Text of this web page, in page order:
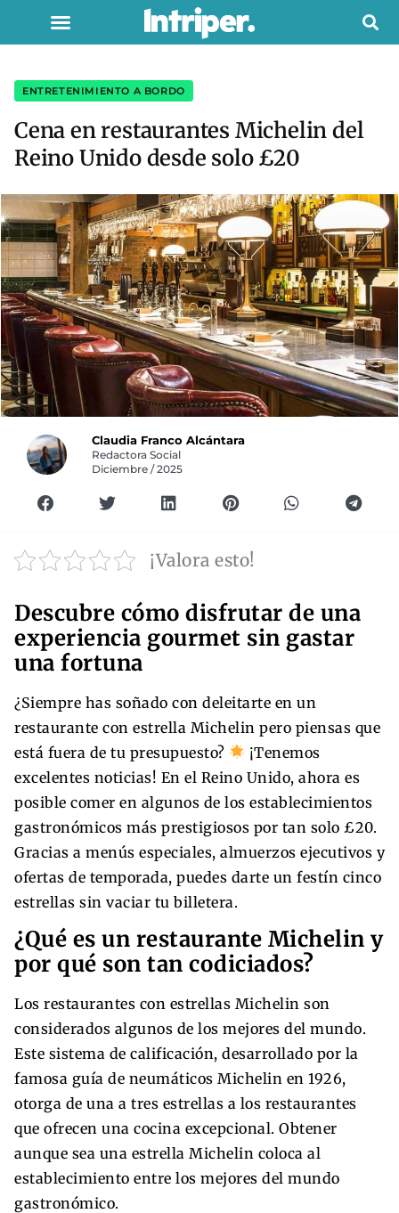
ENTRETENIMIENTO A BORDO
Cena en restaurantes Michelin del
Reino Unido desde solo £20
Claudia Franco Alcántara
Redactora Social
Diciembre / 2025
¡Valora esto!
Descubre cómo disfrutar de una
experiencia gourmet sin gastar
una fortuna
¿Siempre has soñado con deleitarte en un
restaurante con estrella Michelin pero piensas que
está fuera de tu presupuesto?
¡Tenemos
excelentes noticias! En el Reino Unido, ahora es
posible comer en algunos de los establecimientos
gastronómicos más prestigiosos por tan solo £20.
Gracias a menús especiales, almuerzos ejecutivos y
ofertas de temporada, puedes darte un festín cinco
estrellas sin vaciar tu billetera.
¿Qué es un restaurante Michelin y
por qué son tan codiciados?
Los restaurantes con estrellas Michelin son
considerados algunos de los mejores del mundo.
Este sistema de calificación, desarrollado por la
famosa guía de neumáticos Michelin en 1926,
otorga de una a tres estrellas a los restaurantes
que ofrecen una cocina excepcional. Obtener
aunque sea una estrella Michelin coloca al
establecimiento entre los mejores del mundo
gastronómico.